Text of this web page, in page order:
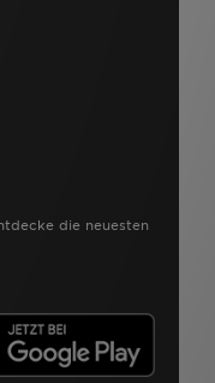
die neuesten